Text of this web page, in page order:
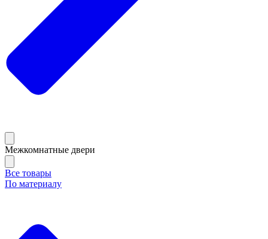
Межкомнатные двери
Все товары
По материалу